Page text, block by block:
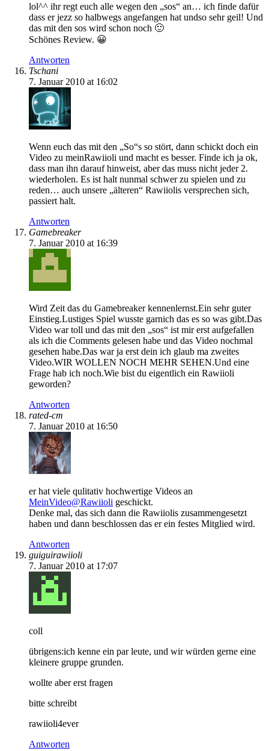
lol^^ ihr regt euch alle wegen den „sos“ an… ich finde dafür
dass er jezz so halbwegs angefangen hat undso sehr geil! Und
das mit den sos wird schon noch 🙂
Schönes Review. 😀
Antworten
Tschani
7. Januar 2010 at 16:02
Wenn euch das mit den „So“s so stört, dann schickt doch ein
Video zu meinRawiioli und macht es besser. Finde ich ja ok,
dass man ihn darauf hinweist, aber das muss nicht jeder 2.
wiederholen. Es ist halt nunmal schwer zu spielen und zu
reden… auch unsere „älteren“ Rawiiolis versprechen sich,
passiert halt.
Antworten
Gamebreaker
7. Januar 2010 at 16:39
Wird Zeit das du Gamebreaker kennenlernst.Ein sehr guter
Einstieg.Lustiges Spiel wusste garnich das es so was gibt.Das
Video war toll und das mit den „sos“ ist mir erst aufgefallen
als ich die Comments gelesen habe und das Video nochmal
gesehen habe.Das war ja erst dein ich glaub ma zweites
Video.WIR WOLLEN NOCH MEHR SEHEN.Und eine
Frage hab ich noch.Wie bist du eigentlich ein Rawiioli
geworden?
Antworten
rated-cm
7. Januar 2010 at 16:50
er hat viele qulitativ hochwertige Videos an
MeinVideo@Rawiioli geschickt.
Denke mal, das sich dann die Rawiiolis zusammengesetzt
haben und dann beschlossen das er ein festes Mitglied wird.
Antworten
guiguirawiioli
7. Januar 2010 at 17:07
coll
übrigens:ich kenne ein par leute, und wir würden gerne eine
kleinere gruppe grunden.
wollte aber erst fragen
bitte schreibt
rawiioli4ever
Antworten